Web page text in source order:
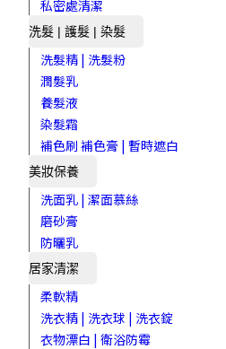
私密處清潔
洗髮 | 護髮 | 染髮
洗髮精 | 洗髮粉
潤髮乳
養髮液
染髮霜
補色刷 補色膏 | 暫時遮白
美妝保養
洗面乳 | 潔面慕絲
磨砂膏
防曬乳
居家清潔
柔軟精
洗衣精 | 洗衣球 | 洗衣錠
衣物漂白 | 衛浴防霉